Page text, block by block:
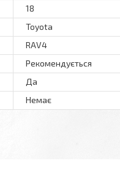
18
Toyota
RAV4
Рекомендується
Да
Немає